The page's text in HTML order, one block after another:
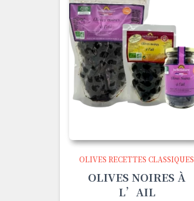
OLIVES RECETTES CLASSIQUES
OLIVES NOIRES À
L’AIL